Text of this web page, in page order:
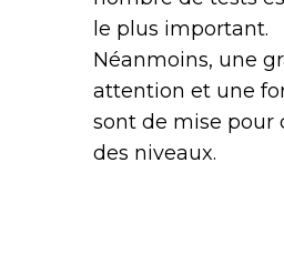
le plus important.
Néanmoins, une
attention et une
sont de mise pour
des niveaux.